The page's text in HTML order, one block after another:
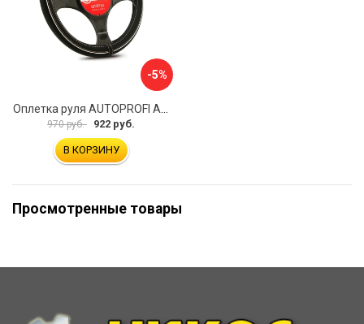
-5%
970 руб. 922 руб.
В КОРЗИНУ
Просмотренные товары